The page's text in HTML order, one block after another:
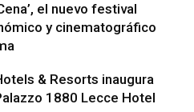
el nuevo festival
y cinematográfico
& Resorts inaugura
1880 Lecce Hotel